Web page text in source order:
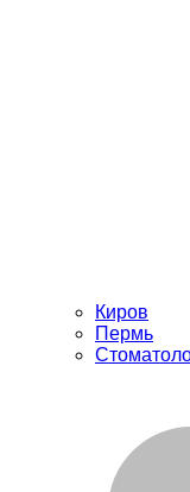
Киров
Пермь